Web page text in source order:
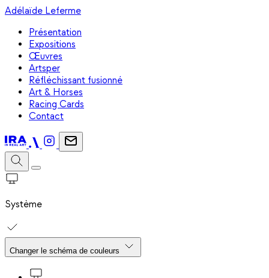
Adélaïde Leferme
Présentation
Expositions
Œuvres
Artsper
Réfléchissant fusionné
Art & Horses
Racing Cards
Contact
Système
Changer le schéma de couleurs